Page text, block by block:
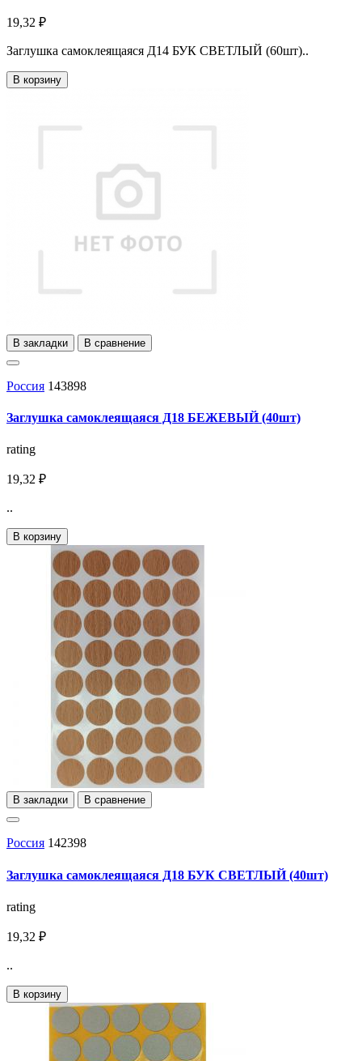
19,32 ₽
Заглушка самоклеящаяся Д14 БУК СВЕТЛЫЙ (60шт)..
В корзину
В закладки В сравнение
Россия 143898
Заглушка самоклеящаяся Д18 БЕЖЕВЫЙ (40шт)
rating
19,32 ₽
..
В корзину
В закладки В сравнение
Россия 142398
Заглушка самоклеящаяся Д18 БУК СВЕТЛЫЙ (40шт)
rating
19,32 ₽
..
В корзину